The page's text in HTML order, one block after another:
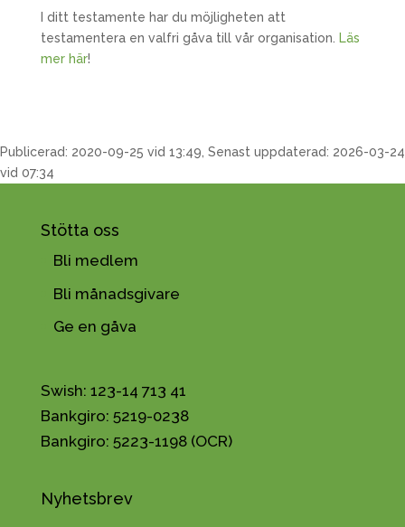
I ditt testamente har du möjligheten att
testamentera en valfri gåva till vår organisation.
Läs
mer här!
Publicerad: 2020-09-25 vid 13:49, Senast uppdaterad: 2026-03-24
vid 07:34
Stötta oss
Bli medlem
Bli månadsgivare
Ge en gåva
Swish: 123-14 713 41
Bankgiro: 5219-0238
Bankgiro: 5223-1198 (OCR)
Nyhetsbrev